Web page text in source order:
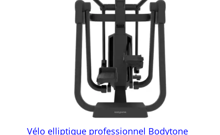
Vélo elliptique professionnel Bodytone